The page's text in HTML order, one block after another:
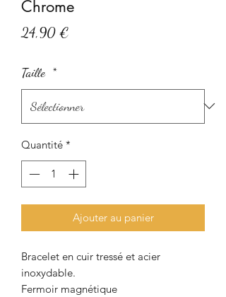
Chrome
24,90 €
Taille *
Quantité *
Ajouter au panier
Bracelet en cuir tressé et acier
inoxydable.
Fermoir magnétique